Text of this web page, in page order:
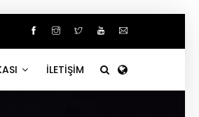
İLETİŞİM